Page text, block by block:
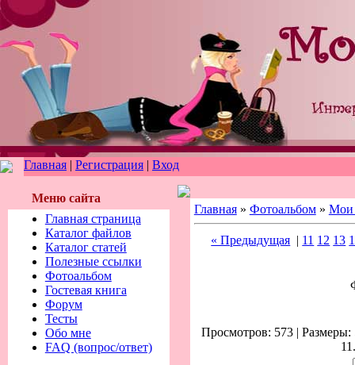
Главная | Регистрация | Вход
Меню сайта
Главная страница
Каталог файлов
Каталог статей
Полезные ссылки
Фотоальбом
Гостевая книга
Форум
Тесты
Обо мне
FAQ (вопрос/ответ)
Главная» Фотоальбом» Мои
« Предыдущая | 11 12 13
Просмотров: 573 |